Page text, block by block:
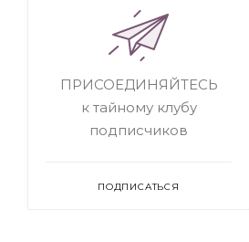
ПРИСОЕДИНЯЙТЕСЬ
к тайному клубу
подписчиков
ПОДПИСАТЬСЯ